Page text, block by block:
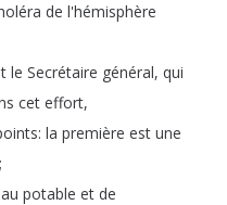
de l'hémisphère
le Secrétaire général, qui
cet effort,
: la première est une
;
potable et de